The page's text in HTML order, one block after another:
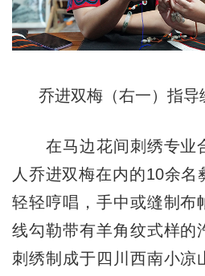
乔进双梅（右一）指
在马边花间刺绣专业
人乔进双梅在内的10余
轻轻哼唱，手中或缝制布
线勾勒带有羊角纹式样的
刺绣制成于四川西南小凉